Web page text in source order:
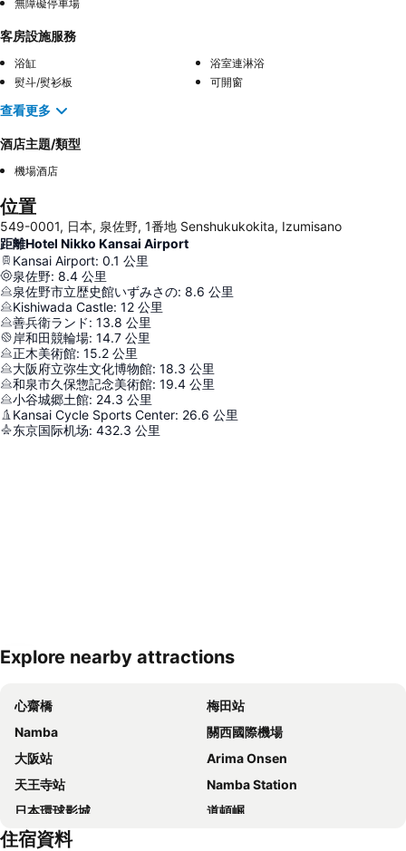
無障礙停車場
客房設施服務
浴缸
浴室連淋浴
熨斗/熨衫板
可開窗
查看更多
酒店主題/類型
機場酒店
位置
549-0001, 日本, 泉佐野, 1番地 Senshukukokita, Izumisano
距離Hotel Nikko Kansai Airport
Kansai Airport: 0.1 公里
泉佐野: 8.4 公里
泉佐野市立歴史館いずみさの: 8.6 公里
Kishiwada Castle: 12 公里
善兵衛ランド: 13.8 公里
岸和田競輪場: 14.7 公里
正木美術館: 15.2 公里
大阪府立弥生文化博物館: 18.3 公里
和泉市久保惣記念美術館: 19.4 公里
小谷城郷土館: 24.3 公里
Kansai Cycle Sports Center: 26.6 公里
东京国际机场: 432.3 公里
展開地圖
Explore nearby attractions
心齋橋
梅田站
Namba
關西國際機場
大阪站
Arima Onsen
天王寺站
Namba Station
日本環球影城
道頓崛
梅田天空之城
住宿資料